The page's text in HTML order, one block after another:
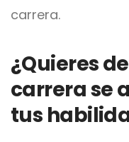
carrera.
¿Quieres
carrera se
tus